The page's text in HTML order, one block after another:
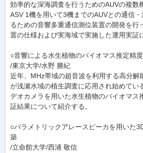
効率的な深海調査を行うためのAUVの複数
ASV 1機を用いて3機までのAUVとの通信
るための音響多重通信測位装置の開発を行
置の仕様および実海域で実施した運用実証
○音響による水生植物のバイオマス推定精
/東京大学/水野 勝紀
近年、MHz帯域の超音波を利用する高分解
が浅瀬水域の植生調査に応用され始めてい
デオカメラを用いた水生植物のバイオマス
証結果について紹介する。
○パラメトリックアレースピーカを用いた
築
/立命館大学/西浦 敬信